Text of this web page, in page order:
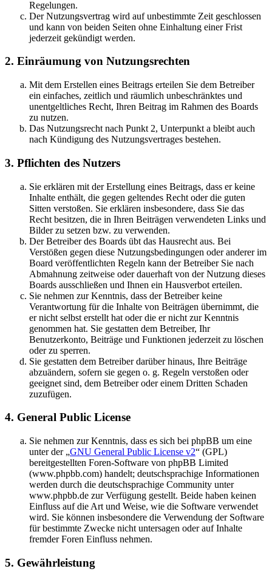
Regelungen.
Der Nutzungsvertrag wird auf unbestimmte Zeit geschlossen
und kann von beiden Seiten ohne Einhaltung einer Frist
jederzeit gekündigt werden.
2. Einräumung von Nutzungsrechten
Mit dem Erstellen eines Beitrags erteilen Sie dem Betreiber
ein einfaches, zeitlich und räumlich unbeschränktes und
unentgeltliches Recht, Ihren Beitrag im Rahmen des Boards
zu nutzen.
Das Nutzungsrecht nach Punkt 2, Unterpunkt a bleibt auch
nach Kündigung des Nutzungsvertrages bestehen.
3. Pflichten des Nutzers
Sie erklären mit der Erstellung eines Beitrags, dass er keine
Inhalte enthält, die gegen geltendes Recht oder die guten
Sitten verstoßen. Sie erklären insbesondere, dass Sie das
Recht besitzen, die in Ihren Beiträgen verwendeten Links und
Bilder zu setzen bzw. zu verwenden.
Der Betreiber des Boards übt das Hausrecht aus. Bei
Verstößen gegen diese Nutzungsbedingungen oder anderer im
Board veröffentlichten Regeln kann der Betreiber Sie nach
Abmahnung zeitweise oder dauerhaft von der Nutzung dieses
Boards ausschließen und Ihnen ein Hausverbot erteilen.
Sie nehmen zur Kenntnis, dass der Betreiber keine
Verantwortung für die Inhalte von Beiträgen übernimmt, die
er nicht selbst erstellt hat oder die er nicht zur Kenntnis
genommen hat. Sie gestatten dem Betreiber, Ihr
Benutzerkonto, Beiträge und Funktionen jederzeit zu löschen
oder zu sperren.
Sie gestatten dem Betreiber darüber hinaus, Ihre Beiträge
abzuändern, sofern sie gegen o. g. Regeln verstoßen oder
geeignet sind, dem Betreiber oder einem Dritten Schaden
zuzufügen.
4. General Public License
Sie nehmen zur Kenntnis, dass es sich bei phpBB um eine
unter der „GNU General Public License v2“ (GPL)
bereitgestellten Foren-Software von phpBB Limited
(www.phpbb.com) handelt; deutschsprachige Informationen
werden durch die deutschsprachige Community unter
www.phpbb.de zur Verfügung gestellt. Beide haben keinen
Einfluss auf die Art und Weise, wie die Software verwendet
wird. Sie können insbesondere die Verwendung der Software
für bestimmte Zwecke nicht untersagen oder auf Inhalte
fremder Foren Einfluss nehmen.
5. Gewährleistung